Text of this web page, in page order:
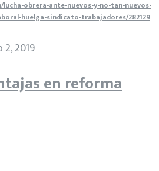
obrera-ante-nuevos-y-no-tan-nuevos-
huelga-sindicato-trabajadores/282129
2019
en reforma